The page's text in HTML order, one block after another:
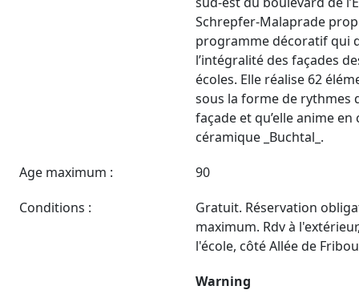
Schrepfer-Malaprade
programme décoratif qui
l’intégralité des façades
écoles. Elle réalise 62
sous la forme de rythmes
façade et qu’elle anime
céramique _Buchtal_.
Age maximum :
90
Conditions :
Gratuit. Réservation
maximum. Rdv à
l'école, côté Allée de
Warning